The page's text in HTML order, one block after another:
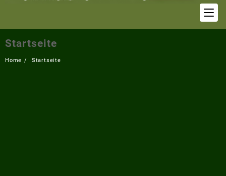
Startseite
Home Startseite